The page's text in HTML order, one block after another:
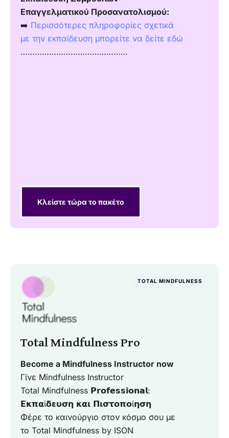
Επαγγελματικού Προσανατολισμού:
➡️ Περισσότερες πληροφορίες σχετικά
με την εκπαίδευση μπορείτε να δείτε εδώ
………………………………………
Κλείστε τώρα το πακέτο
TOTAL MINDFULNESS
Total Mindfulness Pro
Become a Mindfulness Instructor now
Γίνε Mindfulness Instructor
Total Mindfulness 𝗣𝗿𝗼𝗳𝗲𝘀𝘀𝗶𝗼𝗻𝗮𝗹:
𝝚𝝹𝝿𝝰ί𝝳𝝴𝞄𝞂𝝶 𝝹𝝰𝝸 𝝥𝝸𝞂𝞃𝝾𝝿𝝾ί𝝶𝞂𝝶
Φέρε το καινούργιο στον κόσμο σου με
το Total Mindfulness by ISON